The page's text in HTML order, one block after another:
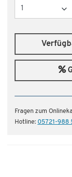
Menge
Fragen zum
Hotline: 05721-988